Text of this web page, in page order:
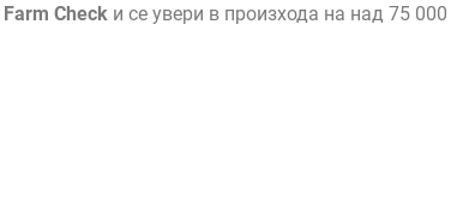
Farm Checkи се увери в произхода на над 75 000